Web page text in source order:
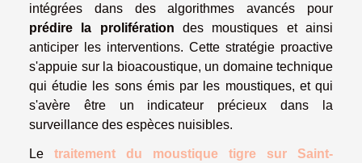
intégrées dans des algorithmes avancés pour
prédire la prolifération des moustiques et ainsi
anticiper les interventions. Cette stratégie proactive
s'appuie sur la bioacoustique, un domaine technique
qui étudie les sons émis par les moustiques, et qui
s'avère être un indicateur précieux dans la
surveillance des espèces nuisibles.
Le traitement du moustique tigre sur Saint-